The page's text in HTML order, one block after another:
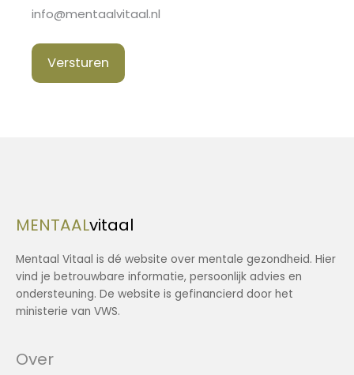
info@mentaalvitaal.nl
Versturen
MENTAALvitaal
Mentaal Vitaal is dé website over mentale gezondheid. Hier
vind je betrouwbare informatie, persoonlijk advies en
ondersteuning. De website is gefinancierd door het
ministerie van VWS.
Over